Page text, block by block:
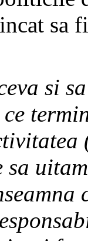
sa
si
sa